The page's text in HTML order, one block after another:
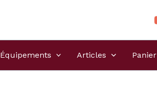
Équipements Articles Panier